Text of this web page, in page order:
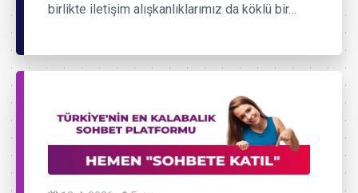
birlikte iletişim alışkanlıklarımız da köklü bir…